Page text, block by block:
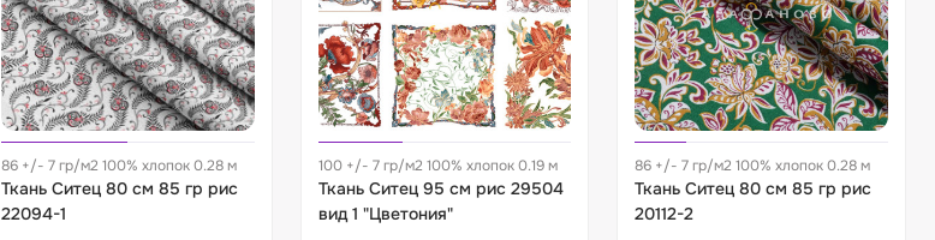
86 +/- 7 гр/м2 100% хлопок 0.28 м
Ткань Ситец 80 см 85 гр рис
22094-1
100 +/- 7 гр/м2 100% хлопок 0.19 м
Ткань Ситец 95 см рис 29504
вид 1 "Цветония"
86 +/- 7 гр/м2 100% хлопок 0.28 м
Ткань Ситец 80 см 85 гр рис
20112-2